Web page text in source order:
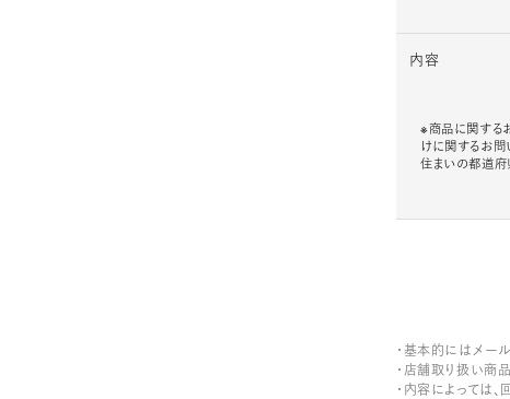
内容
※商品に関する
けに関するお
住まいの都道府
・基本的にはメー
・店舗取り扱い商
・内容によっては